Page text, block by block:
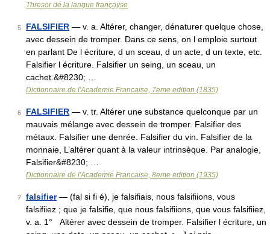
Thresor de la langue françoyse
5 FALSIFIER — v. a. Altérer, changer, dénaturer quelque chose,
avec dessein de tromper. Dans ce sens, on l emploie surtout
en parlant De l écriture, d un sceau, d un acte, d un texte, etc.
Falsifier l écriture. Falsifier un seing, un sceau, un
cachet.&#8230; …
Dictionnaire de l'Academie Francaise, 7eme edition (1835)
6 FALSIFIER — v. tr. Altérer une substance quelconque par un
mauvais mélange avec dessein de tromper. Falsifier des
métaux. Falsifier une denrée. Falsifier du vin. Falsifier de la
monnaie, L’altérer quant à la valeur intrinsèque. Par analogie,
Falsifier&#8230; …
Dictionnaire de l'Academie Francaise, 8eme edition (1935)
7 falsifier— (fal si fi é), je falsifiais, nous falsifiions, vous
falsifiiez ; que je falsifie, que nous falsifiions, que vous falsifiiez,
v. a. 1° Altérer avec dessein de tromper. Falsifier l écriture, un